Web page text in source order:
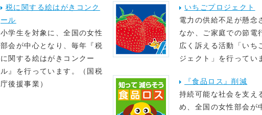
税に関する絵はがきコンク
ール
小学生を対象に、全国の女性
部会が中心となり、毎年『税
に関する絵はがきコンクー
ル』を行っています。（国税
庁後援事業）
いちごプロジェクト
電力の供給不足が懸念
なか、ご家庭での節電
広く訴える活動「いち
ジェクト」を行ってい
『食品ロス』削減
持続可能な社会を支え
め、全国の女性部会が